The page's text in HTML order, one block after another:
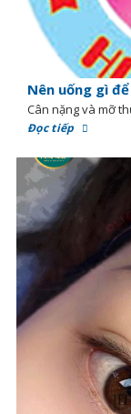
Nên uống gì
Cân nặng và mỡ
Đọc tiếp